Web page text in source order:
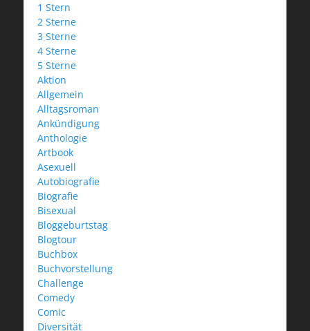
1 Stern
2 Sterne
3 Sterne
4 Sterne
5 Sterne
Aktion
Allgemein
Alltagsroman
Ankündigung
Anthologie
Artbook
Asexuell
Autobiografie
Biografie
Bisexual
Bloggeburtstag
Blogtour
Buchbox
Buchvorstellung
Challenge
Comedy
Comic
Diversität